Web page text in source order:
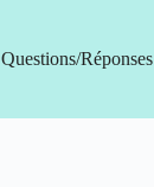
Questions/Réponses